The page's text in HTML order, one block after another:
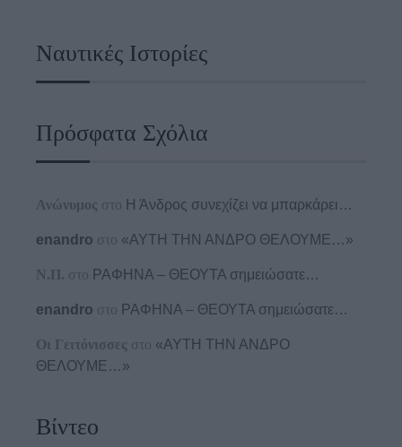
Ναυτικές Ιστορίες
Πρόσφατα Σχόλια
Ανώνυμος στο Η Άνδρος συνεχίζει να μπαρκάρει…
enandro στο «ΑΥΤΗ ΤΗΝ ΑΝΔΡΟ ΘΕΛΟΥΜΕ…»
Ν.Π. στο ΡΑΦΗΝΑ – ΘΕΟΥΤΑ σημειώσατε…
enandro στο ΡΑΦΗΝΑ – ΘΕΟΥΤΑ σημειώσατε…
Οι Γειτόνισσες στο «ΑΥΤΗ ΤΗΝ ΑΝΔΡΟ
ΘΕΛΟΥΜΕ…»
Βίντεο